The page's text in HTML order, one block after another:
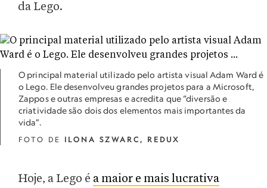
da Lego.
O principal material utilizado pelo artista visual Adam Ward é
o Lego. Ele desenvolveu grandes projetos para a Microsoft,
Zappos e outras empresas e acredita que “diversão e
criatividade são dois dos elementos mais importantes da
vida”.
FOTO DE ILONA SZWARC, REDUX
Hoje, a Lego é a maior e mais lucrativa